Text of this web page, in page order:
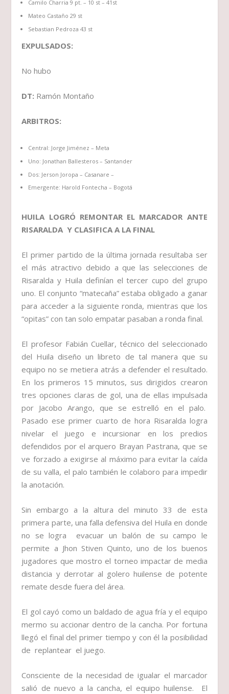
Camilo Charria 9 pt. – 10 st – 41st
Mateo Castaño 29 st
Sebastian Pedroza 43 st
EXPULSADOS:
No hubo
DT: Ramón Montaño
ARBITROS:
Central: Jorge Jiménez – Meta
Uno: Jonathan Ballesteros – Santander
Dos: Jerson Joropa – Casanare –
Emergente: Harold Fontecha – Bogotá
HUILA LOGRÓ REMONTAR EL MARCADOR ANTE
RISARALDA Y CLASIFICA A LA FINAL
El primer partido de la última jornada resultaba ser
el más atractivo debido a que las selecciones de
Risaralda y Huila definían el tercer cupo del grupo
uno. El conjunto “matecaña” estaba obligado a ganar
para acceder a la siguiente ronda, mientras que los
“opitas” con tan solo empatar pasaban a ronda final.
El profesor Fabián Cuellar, técnico del seleccionado
del Huila diseño un libreto de tal manera que su
equipo no se metiera atrás a defender el resultado.
En los primeros 15 minutos, sus dirigidos crearon
tres opciones claras de gol, una de ellas impulsada
por Jacobo Arango, que se estrelló en el palo.
Pasado ese primer cuarto de hora Risaralda logra
nivelar el juego e incursionar en los predios
defendidos por el arquero Brayan Pastrana, que se
ve forzado a exigirse al máximo para evitar la caída
de su valla, el palo también le colaboro para impedir
la anotación.
Sin embargo a la altura del minuto 33 de esta
primera parte, una falla defensiva del Huila en donde
no se logra evacuar un balón de su campo le
permite a Jhon Stiven Quinto, uno de los buenos
jugadores que mostro el torneo impactar de media
distancia y derrotar al golero huilense de potente
remate desde fuera del área.
El gol cayó como un baldado de agua fría y el equipo
mermo su accionar dentro de la cancha. Por fortuna
llegó el final del primer tiempo y con él la posibilidad
de replantear el juego.
Consciente de la necesidad de igualar el marcador
salió de nuevo a la cancha, el equipo huilense. El